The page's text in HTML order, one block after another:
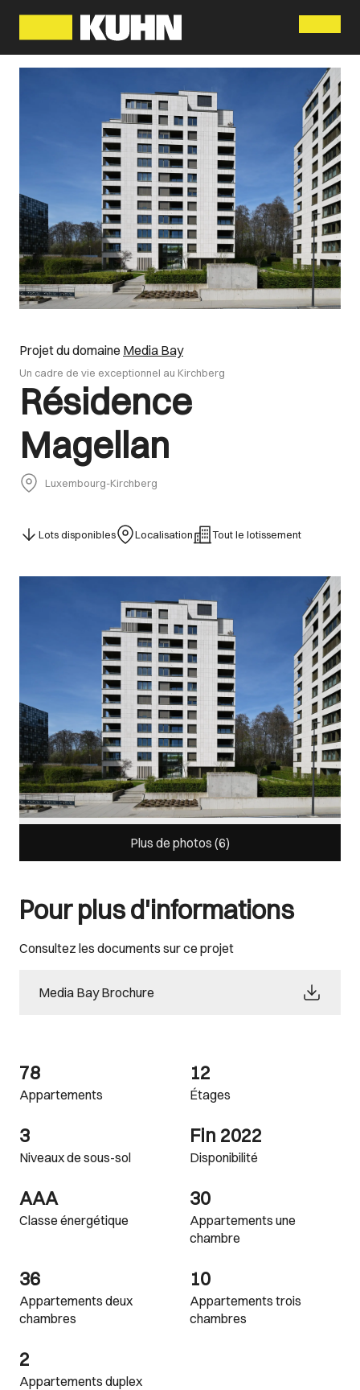
Projet du domaine Media Bay
Un cadre de vie exceptionnel au Kirchberg
Résidence
Magellan
Luxembourg-Kirchberg
Lots disponibles Localisation Tout le lotissement
Plus de photos (6)
Pour plus d'informations
Consultez les documents sur ce projet
Media Bay Brochure
78
Appartements
12
Étages
3
Niveaux de sous-sol
Fin 2022
Disponibilité
AAA
Classe énergétique
30
Appartements une
chambre
36
Appartements deux
chambres
10
Appartements trois
chambres
2
Appartements duplex
Menu